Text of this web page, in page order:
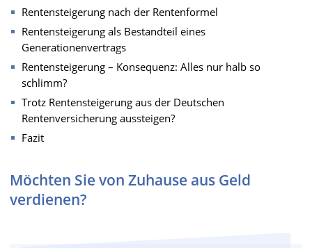
Rentensteigerung nach der Rentenformel
Rentensteigerung als Bestandteil eines
Generationenvertrags
Rentensteigerung – Konsequenz: Alles nur halb so
schlimm?
Trotz Rentensteigerung aus der Deutschen
Rentenversicherung aussteigen?
Fazit
Möchten Sie von Zuhause aus Geld
verdienen?